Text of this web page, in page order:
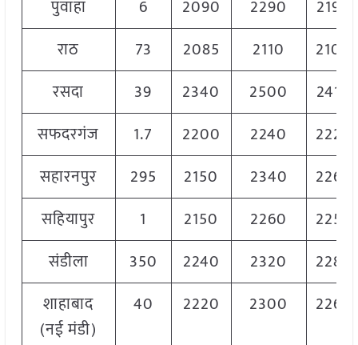
पुवाहा
6 2090 2290
2190
राठ
73 2085 2110
2100
रसदा
39 2340 2500
2410
सफदरगंज
1.7 2200 2240
2220
सहारनपुर
295 2150 2340
2260
सहियापुर
1 2150 2260
2250
संडीला
350 2240 2320
2280
शाहाबाद
(नई मंडी)
40 2220 2300 2260